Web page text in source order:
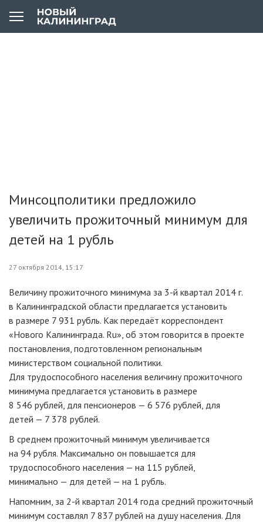
Минсоцполитики предложило
увеличить прожиточный минимум для
детей на 1 рубль
27 октября 2014, 15:17
Величину прожиточного минимума за 3-й квартал 2014 г.
в Калининградской области предлагается установить
в размере 7 931 рубль. Как передаёт корреспондент
«Нового Калининграда. Ru», об этом говорится в проекте
постановления, подготовленном региональным
министерством социальной политики.
Для трудоспособного населения величину прожиточного
минимума предлагается установить в размере
8 546 рублей, для пенсионеров — 6 576 рублей, для
детей — 7 378 рублей.
В среднем прожиточный минимум увеличивается
на 94 рубля. Максимально он повышается для
трудоспособного населения — на 115 рублей,
минимально — для детей — на 1 рубль.
Напомним, за 2-й квартал 2014 года средний прожиточный
минимум составлял 7 837 рублей на душу населения. Для